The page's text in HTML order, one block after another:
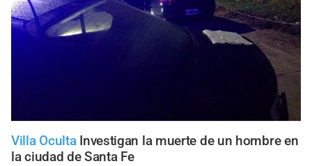
Villa Oculta Investigan la muerte de un hombre en
la ciudad de Santa Fe